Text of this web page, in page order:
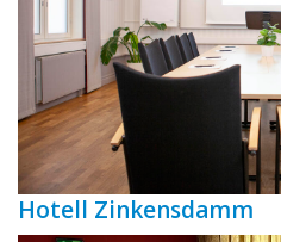
Hotell Zinkensdamm